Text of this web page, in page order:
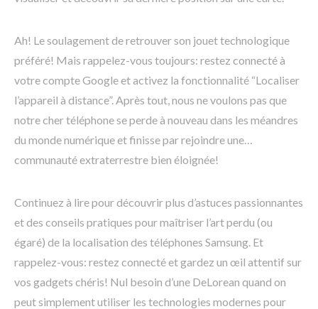
Ah! Le soulagement de retrouver son jouet technologique
préféré! Mais rappelez-vous toujours: restez connecté à
votre compte Google et activez la fonctionnalité “Localiser
l’appareil à distance”. Après tout, nous ne voulons pas que
notre cher téléphone se perde à nouveau dans les méandres
du monde numérique et finisse par rejoindre une…
communauté extraterrestre bien éloignée!
Continuez à lire pour découvrir plus d’astuces passionnantes
et des conseils pratiques pour maîtriser l’art perdu (ou
égaré) de la localisation des téléphones Samsung. Et
rappelez-vous: restez connecté et gardez un œil attentif sur
vos gadgets chéris! Nul besoin d’une DeLorean quand on
peut simplement utiliser les technologies modernes pour